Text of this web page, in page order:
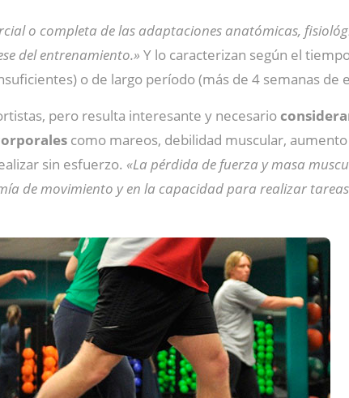
o completa de las adaptaciones anatómicas,
del entrenamiento.» Y lo caracterizan según el
o de largo período (más de 4 semanas de
pero resulta interesante y necesario
como mareos, debilidad muscular,
sin esfuerzo. «La pérdida de fuerza y masa
de movimiento y en la capacidad para realizar